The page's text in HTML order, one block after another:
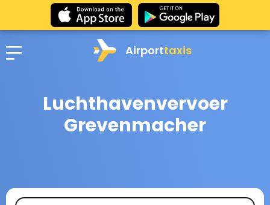
Airporttaxis
Luchthavenvervoer
Grevenmacher